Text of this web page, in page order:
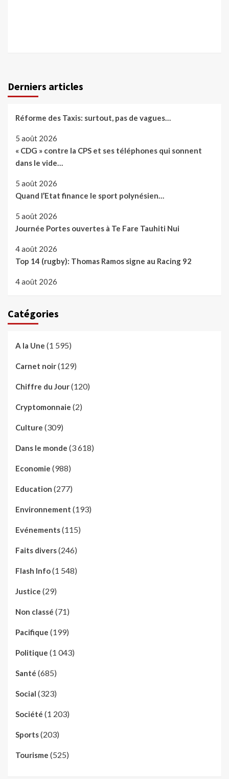
Derniers articles
Réforme des Taxis: surtout, pas de vagues…
5 août 2026
« CDG » contre la CPS et ses téléphones qui sonnent
dans le vide…
5 août 2026
Quand l’Etat finance le sport polynésien…
5 août 2026
Journée Portes ouvertes à Te Fare Tauhiti Nui
4 août 2026
Top 14 (rugby): Thomas Ramos signe au Racing 92
4 août 2026
Catégories
A la Une (1 595)
Carnet noir(129)
Chiffre du Jour(120)
Cryptomonnaie (2)
Culture (309)
Dans le monde (3 618)
Economie (988)
Education (277)
Environnement (193)
Evénements(115)
Faits divers(246)
Flash Info(1 548)
Justice (29)
Non classé (71)
Pacifique (199)
Politique (1 043)
Santé (685)
Social (323)
Société (1 203)
Sports(203)
Tourisme (525)